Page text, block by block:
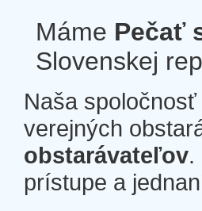
Máme Pečať
Slovenskej
Naša
verejných
obstarávateľov.
prístupe a